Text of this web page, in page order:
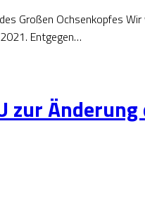
Großen Ochsenkopfes
Entgegen…
zur